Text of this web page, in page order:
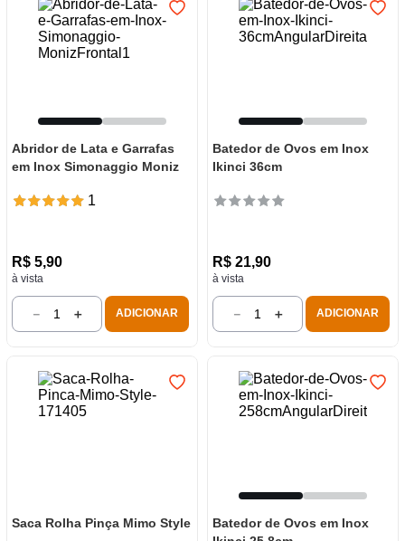
Abridor de Lata e Garrafas
em Inox Simonaggio Moniz
1
R$ 5,90
à vista
＋
－ ADICIONAR
Batedor de Ovos em Inox
Ikinci 36cm
R$ 21,90
à vista
＋
－ ADICIONAR
Saca Rolha Pinça Mimo Style
Batedor de Ovos em Inox